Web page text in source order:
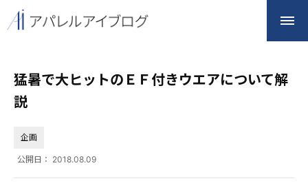
猛暑で大ヒットのＥＦ付きウエアについて解
説
企画
公開日： 2018.08.09